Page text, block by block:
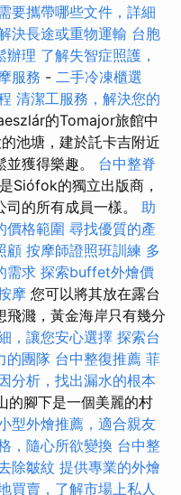
要攜帶哪些文件，詳細
決長途或重物運輸 台胞
辦理 了解失智症照護，
服務 - 二手冷凍櫃選
清潔工服務，解決您的
的Tomajor旅館中
池塘，建於託卡吉附近
獲得樂趣。 台中整脊
Siófok的獨立出版商，
的所有成員一樣。 助
價格範圍 尋找優質的產
顧 按摩師證照班訓練 多
需求 探索buffet外燴價
摩 您可以將其放在露台
飛濺，黃金海岸只有幾分
，讓您安心選擇 探索台
的團隊 台中整復推薦 菲
分析，找出漏水的根本
的腳下是一個美麗的村
型外燴推薦，適合親友
，隨心所欲變換 台中整
除皺紋 提供專業的外燴
買賣，了解市場上私人